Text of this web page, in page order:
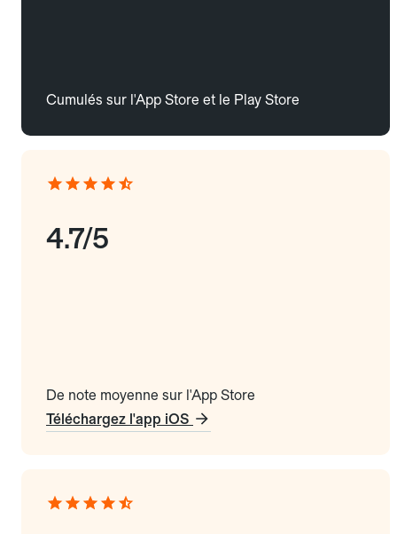
Cumulés sur l'App Store et le Play Store
4.7/5
De note moyenne sur l'App Store
Téléchargez l'app iOS